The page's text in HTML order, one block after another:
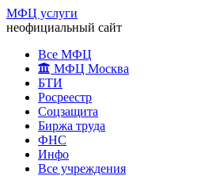
МФЦ услуги
неофициальный сайт
Все МФЦ
МФЦ Москва
БТИ
Росреестр
Соцзащита
Биржа труда
ФНС
Инфо
Все учреждения